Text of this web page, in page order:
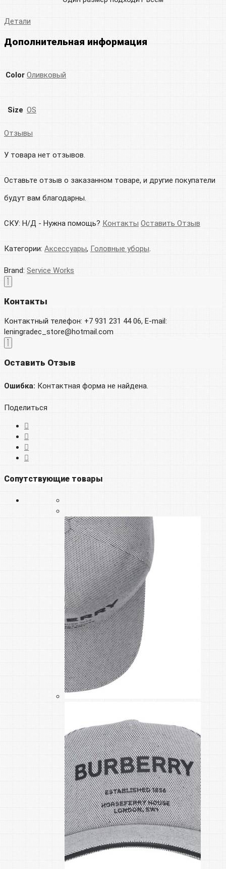
Детали
Дополнительная информация
Color Оливковый
Size OS
Отзывы
У товара нет отзывов.
Оставьте отзыв о заказанном товаре, и другие покупатели
будут вам благодарны.
СКУ: Н/Д - Нужна помощь? Контакты Оставить Отзыв
Категории: Аксессуары, Головные уборы.
Brand: Service Works
Контакты
Контактный телефон: +7 931 231 44 06, E-mail:
leningradec_store@hotmail.com
Оставить Отзыв
Ошибка: Контактная форма не найдена.
Поделиться
Сопутствующие товары